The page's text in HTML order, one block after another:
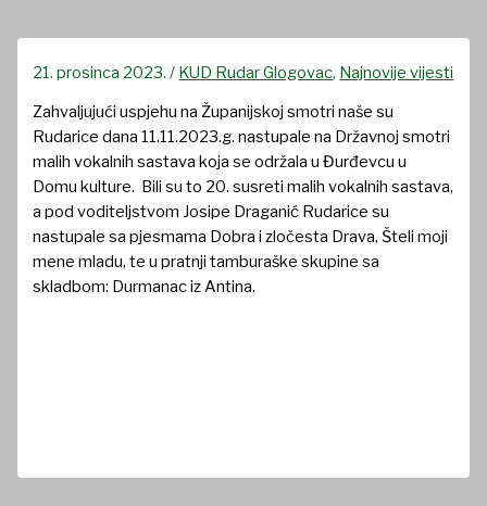
21. prosinca 2023./ KUD Rudar Glogovac, Najnovije vijesti
Zahvaljujući uspjehu na Županijskoj smotri naše su
Rudarice dana 11.11.2023.g. nastupale na Državnoj smotri
malih vokalnih sastava koja se održala u Đurđevcu u
Domu kulture. Bili su to 20. susreti malih vokalnih sastava,
a pod voditeljstvom Josipe Draganić Rudarice su
nastupale sa pjesmama Dobra i zločesta Drava, Šteli moji
mene mladu, te u pratnji tamburaške skupine sa
skladbom: Durmanac iz Antina.